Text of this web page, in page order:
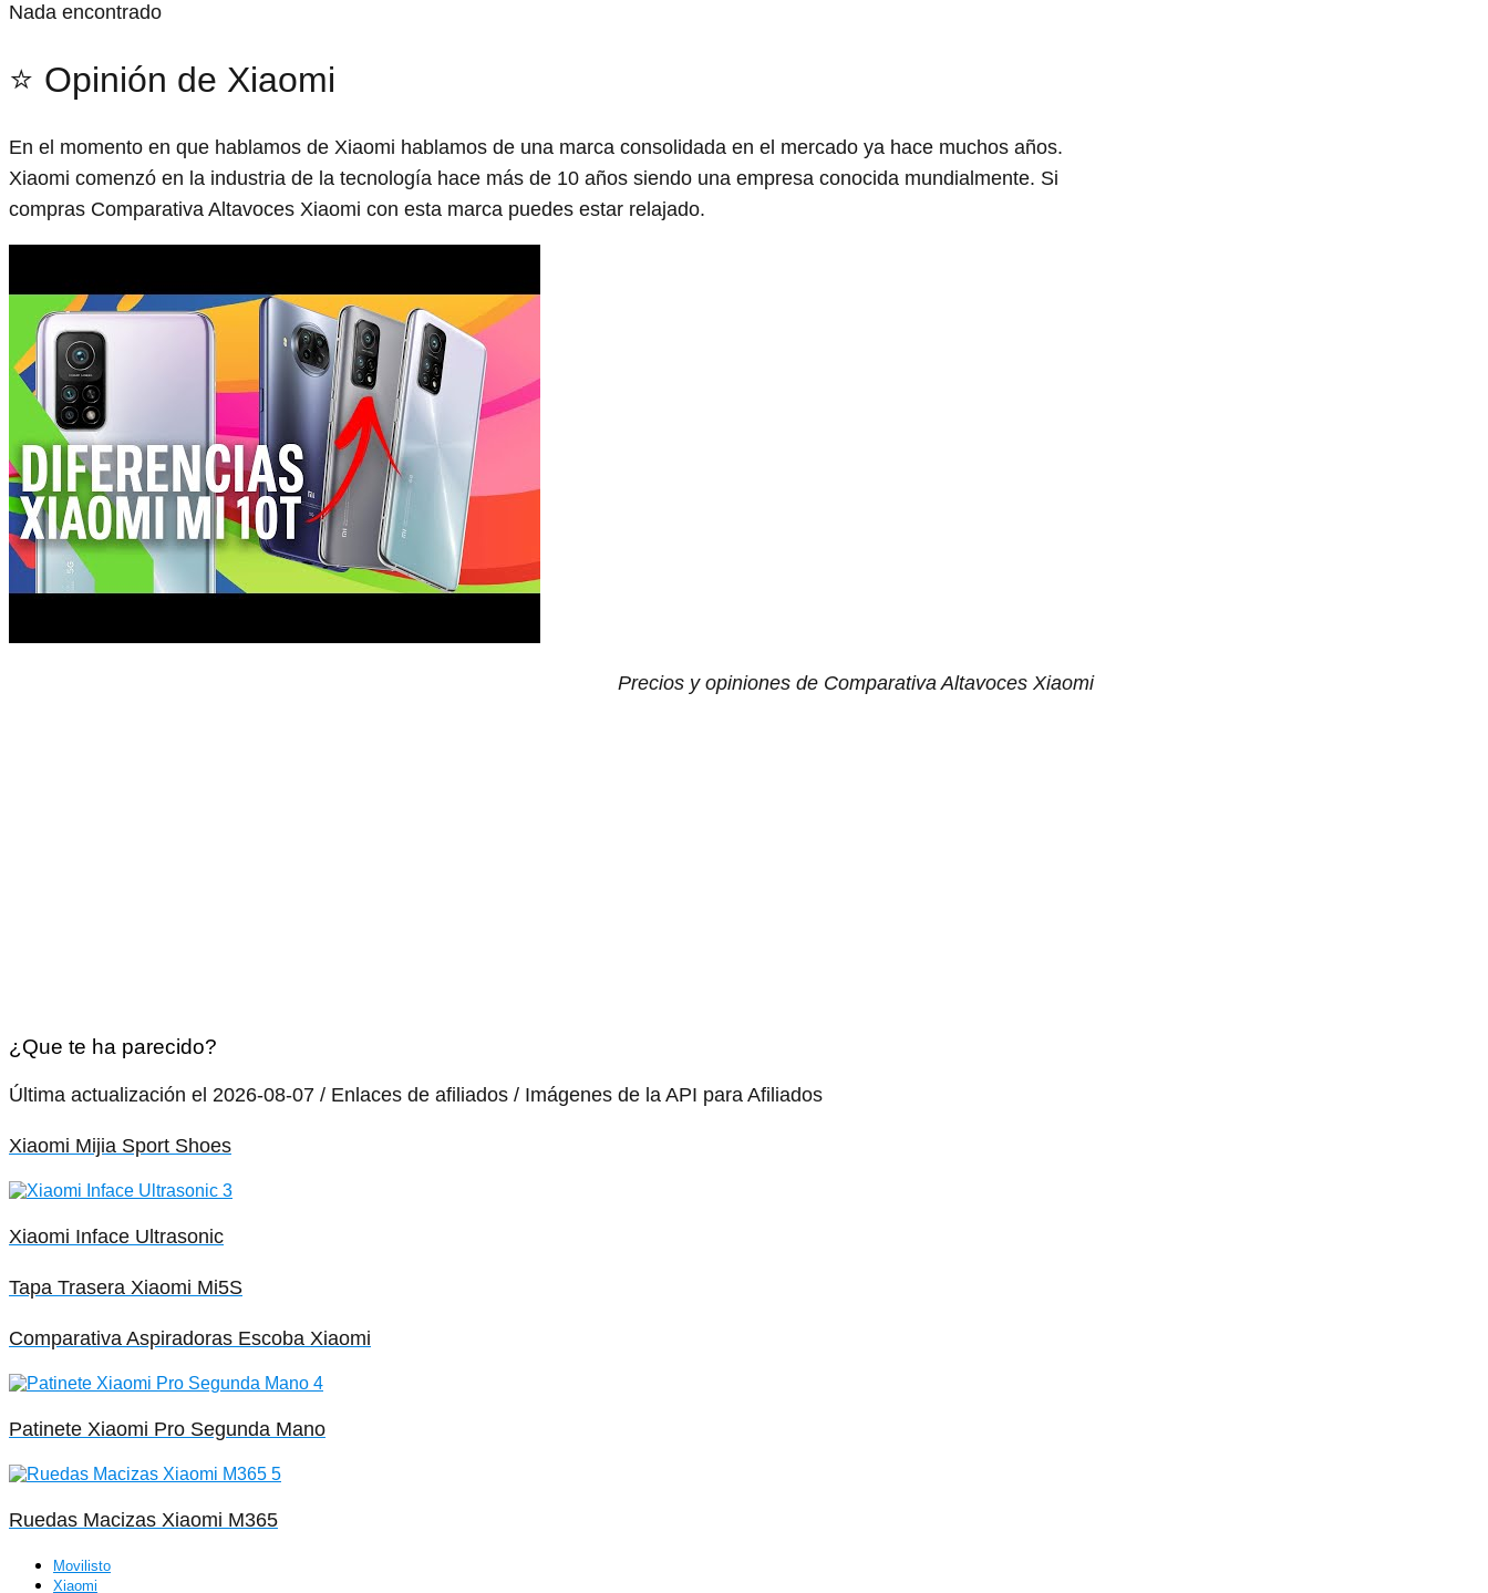
Nada encontrado
⭐ Opinión de Xiaomi
En el momento en que hablamos de Xiaomi hablamos de una marca consolidada en el mercado ya hace muchos años.
Xiaomi comenzó en la industria de la tecnología hace más de 10 años siendo una empresa conocida mundialmente. Si
compras Comparativa Altavoces Xiaomi con esta marca puedes estar relajado.
Precios y opiniones de Comparativa Altavoces Xiaomi
¿Que te ha parecido?
Última actualización el 2026-08-07 / Enlaces de afiliados / Imágenes de la API para Afiliados
Xiaomi Mijia Sport Shoes
Xiaomi Inface Ultrasonic
Tapa Trasera Xiaomi Mi5S
Comparativa Aspiradoras Escoba Xiaomi
Patinete Xiaomi Pro Segunda Mano
Ruedas Macizas Xiaomi M365
Movilisto
Xiaomi